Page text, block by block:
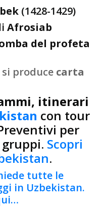
(1428-1429)
Afrosiab
del profeta
si produce carta
itinerari
con tour
per
Scopri
.
tutte le
in Uzbekistan.